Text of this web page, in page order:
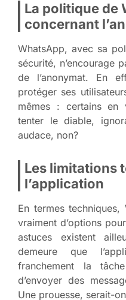
La politique de
concernant
WhatsApp, avec sa
sécurité, n’encourage
de l’anonymat. En
protéger ses
mêmes : certains en
tenter le diable,
audace, non?
Les limitations
l’application
En termes
vraiment d’options
astuces existent
demeure que
franchement la
d’envoyer des
Une prouesse, serait-